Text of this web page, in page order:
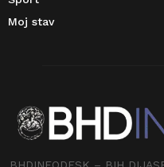
Moj stav